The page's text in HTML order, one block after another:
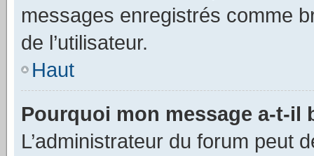
messages enregistrés comme
de l’utilisateur.
Haut
Pourquoi mon message a-t-il
L’administrateur du forum peut